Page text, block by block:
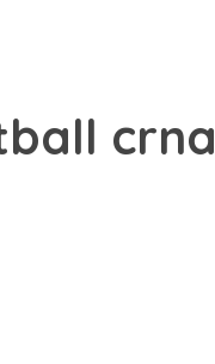
crna